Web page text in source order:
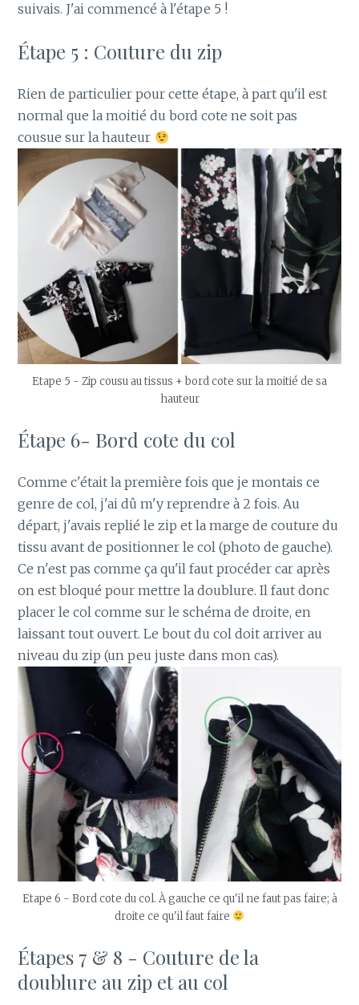
suivais. J'ai commencé à l'étape 5 !
Étape 5 : Couture du zip
Rien de particulier pour cette étape, à part qu'il est
normal que la moitié du bord cote ne soit pas
cousue sur la hauteur
Etape 5 - Zip cousu au tissus + bord cote sur la moitié de sa
hauteur
Étape 6- Bord cote du col
Comme c'était la première fois que je montais ce
genre de col, j'ai dû m'y reprendre à 2 fois. Au
départ, j'avais replié le zip et la marge de couture du
tissu avant de positionner le col (photo de gauche).
Ce n'est pas comme ça qu'il faut procéder car après
on est bloqué pour mettre la doublure. Il faut donc
placer le col comme sur le schéma de droite, en
laissant tout ouvert. Le bout du col doit arriver au
niveau du zip (un peu juste dans mon cas).
Etape 6 - Bord cote du col. À gauche ce qu'il ne faut pas faire; à
droite ce qu'il faut faire
Étapes 7 & 8 - Couture de la
doublure au zip et au col